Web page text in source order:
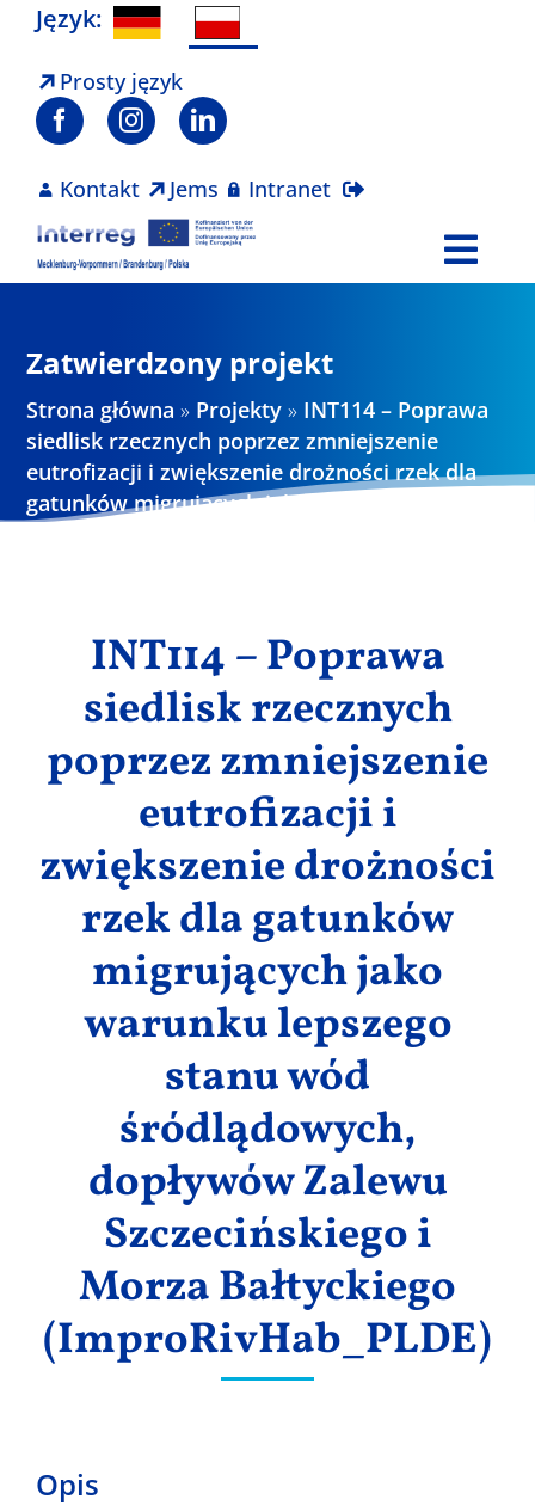
Skip
content
Język:
Prosty język
Kontakt Jems Intranet
Projekty
Aktualności
Zatwierdzony projekt
Strona główna » Projekty » INT114 – Poprawa
siedlisk rzecznych poprzez zmniejszenie
eutrofizacji i zwiększenie drożności rzek dla
gatunków migrujących jako warunku
INT114 – Poprawa
siedlisk rzecznych
poprzez zmniejszenie
eutrofizacji i
zwiększenie drożności
rzek dla gatunków
migrujących jako
warunku lepszego
stanu wód
śródlądowych,
dopływów Zalewu
Szczecińskiego i
Morza Bałtyckiego
(ImproRivHab_PLDE)
Opis